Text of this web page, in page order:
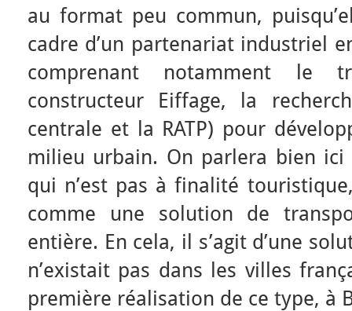
au format peu commun,
cadre d’un partenariat industriel
comprenant notamment le
constructeur Eiffage, la
centrale et la RATP) pour
milieu urbain. On parlera bien ici
qui n’est pas à finalité
comme une solution de
entière. En cela, il s’agit d’une
n’existait pas dans les villes
première réalisation de ce type, à